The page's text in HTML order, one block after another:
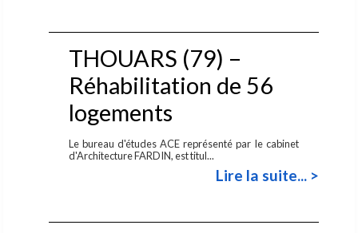
THOUARS (79) –
Réhabilitation de 56
logements
Le bureau d'études ACE représenté par le cabinet
d'Architecture FARDIN, est titul...
Lire la suite... >